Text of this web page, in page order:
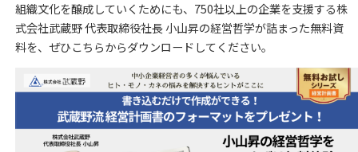
組織文化を醸成していくためにも、750社以上の企業を支援する株
式会社武蔵野 代表取締役社長 小山昇の経営哲学が詰まった無料資
料を、ぜひこちらからダウンロードしてください。